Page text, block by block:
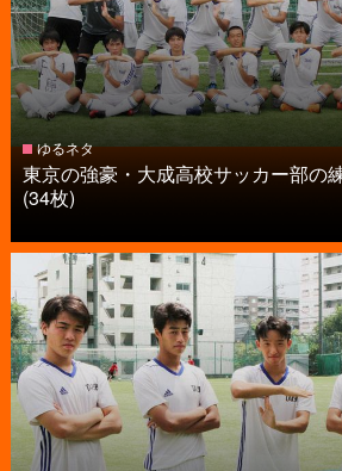
ゆるネタ
東京の強豪・大成高校サッカー部の
(34枚)